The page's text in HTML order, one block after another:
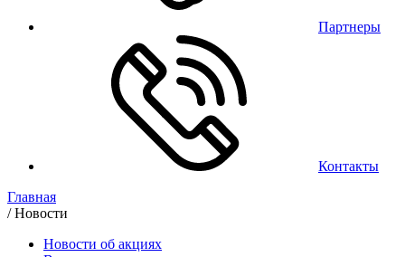
Партнеры
Контакты
Главная
/Новости
Новости об акциях